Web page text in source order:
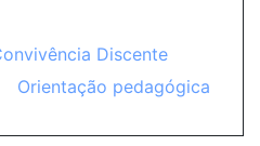
Discente
Orientação pedagógica